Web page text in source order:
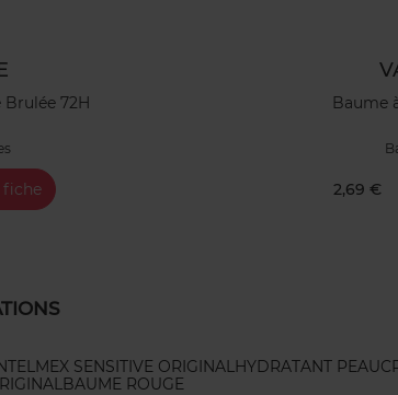
Brulée 72H
fiche
Baume
2,69 €
ELMEX SENSITIVE ORIGINAL HYDRATANT PEAU
BAUME ROUGE